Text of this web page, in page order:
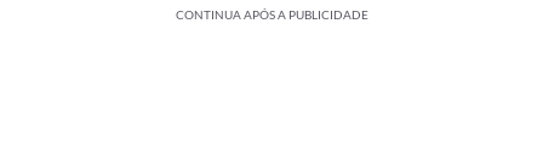
CONTINUA APÓS A PUBLICIDADE